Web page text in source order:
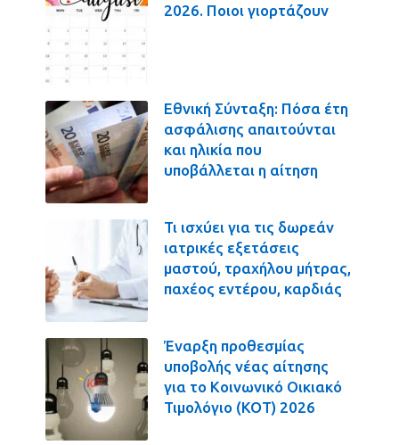
2026. Ποιοι γιορτάζουν
Εθνική Σύνταξη: Πόσα έτη
ασφάλισης απαιτούνται
και ηλικία που
υποβάλλεται η αίτηση
Τι ισχύει για τις δωρεάν
ιατρικές εξετάσεις
μαστού, τραχήλου μήτρας,
παχέος εντέρου, καρδιάς
Έναρξη προθεσμίας
υποβολής νέας αίτησης
για το Κοινωνικό Οικιακό
Τιμολόγιο (ΚΟΤ) 2026